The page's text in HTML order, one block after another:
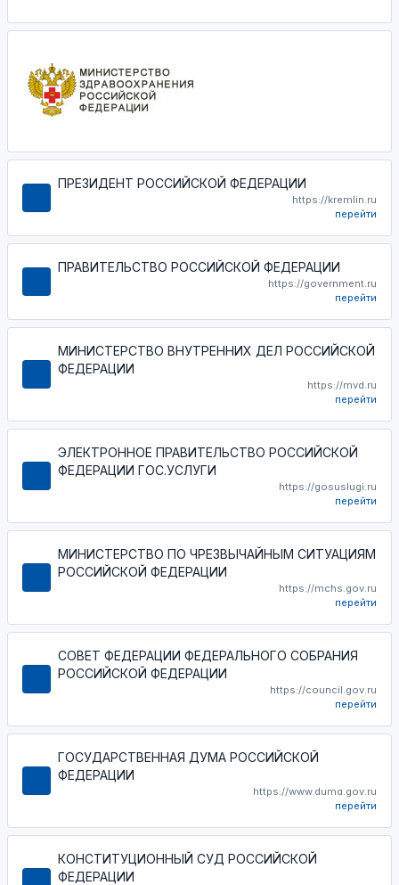
ПРЕЗИДЕНТ РОССИЙСКОЙ ФЕДЕРАЦИИ
https://kremlin.ru
перейти
ПРАВИТЕЛЬСТВО РОССИЙСКОЙ ФЕДЕРАЦИИ
https://government.ru
перейти
МИНИСТЕРСТВО ВНУТРЕННИХ ДЕЛ РОССИЙСКОЙ
ФЕДЕРАЦИИ
https://mvd.ru
перейти
ЭЛЕКТРОННОЕ ПРАВИТЕЛЬСТВО РОССИЙСКОЙ
ФЕДЕРАЦИИ ГОС.УСЛУГИ
https://gosuslugi.ru
перейти
МИНИСТЕРСТВО ПО ЧРЕЗВЫЧАЙНЫМ СИТУАЦИЯМ
РОССИЙСКОЙ ФЕДЕРАЦИИ
https://mchs.gov.ru
перейти
СОВЕТ ФЕДЕРАЦИИ ФЕДЕРАЛЬНОГО СОБРАНИЯ
РОССИЙСКОЙ ФЕДЕРАЦИИ
https://council.gov.ru
перейти
ГОСУДАРСТВЕННАЯ ДУМА РОССИЙСКОЙ
ФЕДЕРАЦИИ
https://www.duma.gov.ru
перейти
КОНСТИТУЦИОННЫЙ СУД РОССИЙСКОЙ
ФЕДЕРАЦИИ